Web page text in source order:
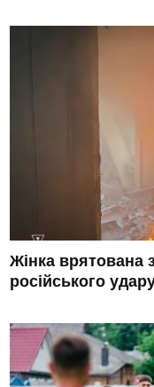
Жінка врятована
російського